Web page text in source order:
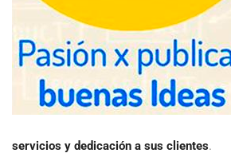
servicios y dedicación a sus clientes.